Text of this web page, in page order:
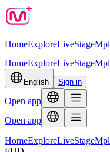
HomeExploreLiveStage
HomeExploreLiveStage
English Sign in
Open app
Open app
HomeExploreLiveStage